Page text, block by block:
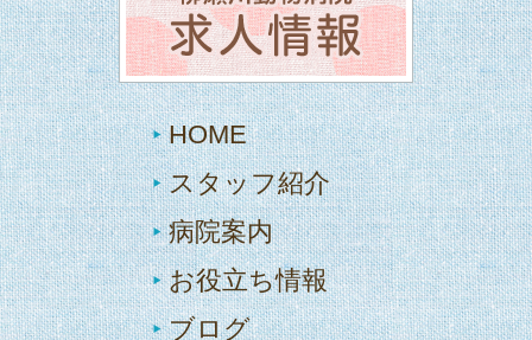
HOME
スタッフ紹介
病院案内
お役立ち情報
ブログ